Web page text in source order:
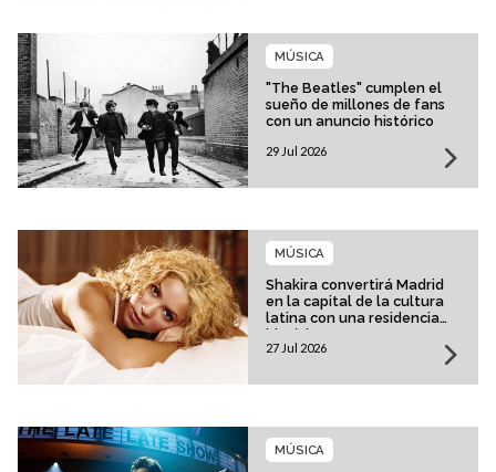
"The Beatles" cumplen el
sueño de millones de fans
con un anuncio histórico
MÚSICA
29 Jul 2026
Shakira convertirá Madrid
en la capital de la cultura
latina con una residencia
histórica
MÚSICA
27 Jul 2026
MÚSICA